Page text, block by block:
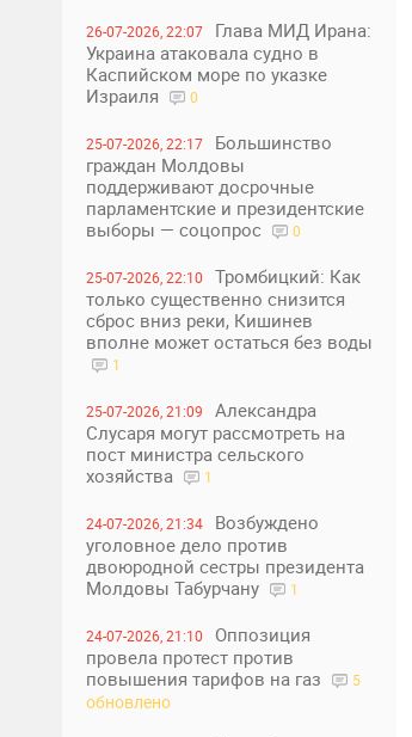
26-07-2026, 22:07
Глава МИД Ирана:
Украина атаковала судно в
Каспийском море по указке
Израиля
0
25-07-2026, 22:17
Большинство
граждан Молдовы
поддерживают досрочные
парламентские и президентские
выборы — соцопрос
0
25-07-2026, 22:10
Тромбицкий: Как
только существенно снизится
сброс вниз реки, Кишинев
вполне может остаться без воды
1
25-07-2026, 21:09
Александра
Слусаря могут рассмотреть на
пост министра сельского
хозяйства
1
24-07-2026, 21:34
Возбуждено
уголовное дело против
двоюродной сестры президента
Молдовы Табурчану
1
24-07-2026, 21:10
Оппозиция
провела протест против
повышения тарифов на газ
5
обновлено